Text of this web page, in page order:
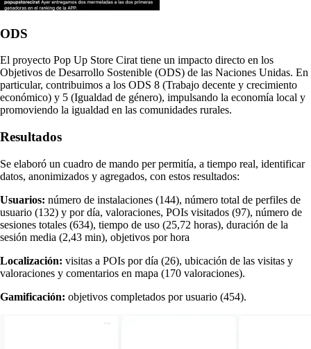
ODS
El proyecto Pop Up Store Cirat tiene un impacto directo en los
Objetivos de Desarrollo Sostenible (ODS) de las Naciones Unidas. En
particular, contribuimos a los ODS 8 (Trabajo decente y crecimiento
económico) y 5 (Igualdad de género), impulsando la economía local y
promoviendo la igualdad en las comunidades rurales.
Resultados
Se elaboró un cuadro de mando per permitía, a tiempo real, identificar
datos, anonimizados y agregados, con estos resultados:
Usuarios: número de instalaciones (144), número total de perfiles de
usuario (132) y por día, valoraciones, POIs visitados (97), número de
sesiones totales (634), tiempo de uso (25,72 horas), duración de la
sesión media (2,43 min), objetivos por hora
Localización: visitas a POIs por día (26), ubicación de las visitas y
valoraciones y comentarios en mapa (170 valoraciones).
Gamificación: objetivos completados por usuario (454).